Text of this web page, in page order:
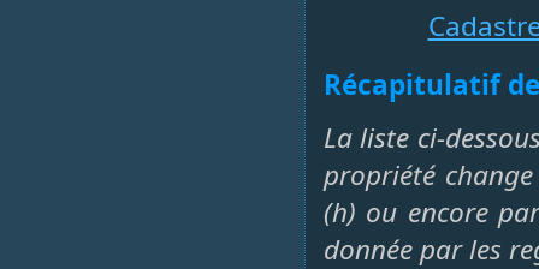
Récapitulatif
La liste ci-
propriété
(h) ou encore
donnée par les